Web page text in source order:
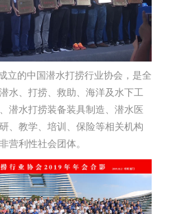
立的中国潜水打捞行业协会，是全
水、打捞、救助、海洋及水下工
潜水打捞装备装具制造、潜水医
、教学、培训、保险等相关机构
营利性社会团体。